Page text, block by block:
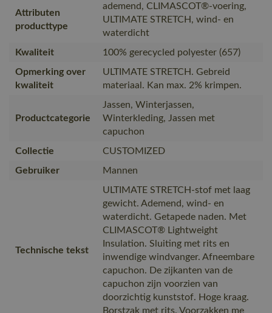
Attributen
producttype
ademend, CLIMASCOT®-voering,
ULTIMATE STRETCH, wind- en
waterdicht
Kwaliteit
100% gerecycled polyester (657)
Opmerking over
kwaliteit
ULTIMATE STRETCH. Gebreid
materiaal. Kan max. 2% krimpen.
Productcategorie
Jassen, Winterjassen,
Winterkleding, Jassen met
capuchon
Collectie
CUSTOMIZED
Gebruiker
Mannen
Technische tekst
ULTIMATE STRETCH-stof met laag
gewicht. Ademend, wind- en
waterdicht. Getapede naden. Met
CLIMASCOT® Lightweight
Insulation. Sluiting met rits en
inwendige windvanger. Afneembare
capuchon. De zijkanten van de
capuchon zijn voorzien van
doorzichtig kunststof. Hoge kraag.
Borstzak met rits. Voorzakken me